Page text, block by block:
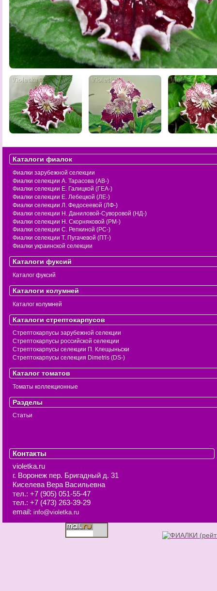
Каталоги фиалок
Фиалки зарубежной селекции
Фиалки селекции А. Тарасова (АВ-)
Фиалки селекции Е. Галицкой (ГЕА-)
Фиалки селекции Е. Лебецкой (ЛЕ-)
Фиалки селекции Л. Федосеевой (ЛФ-)
Фиалки селекции Н. Даниловой-Суворовой (НД-)
Фиалки селекции Н. Скорняковой (РМ-)
Фиалки селекции С. Репкиной (РС-)
Фиалки селекции Т. Пугачевой (ПТ-)
Фиалки украинской селекции
Каталоги фуксий
Каталог фуксий
Каталоги колумней
Каталог колумней
Каталоги стрептокарпусов
Стрептокарпусы зарубежной селекции
Стрептокарпусы российской селекции
Стрептокарпусы селекции П. Клещыньски
Стрептокарпусы селекция Dimetris (DS-)
Каталог томатов
Томаты коллекционные
Разделы
Статьи
Контакты
violetka.ru
г. Воронеж пер. Бригадный д. 31
Киселева Вера Васильевна
тел.: +7 (905) 051-55-47
тел.: +7 (473) 263-39-29
email: info@violetka.ru